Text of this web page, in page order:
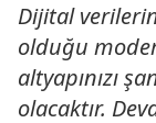
Dijital
olduğu
altyapınızı
olacaktır.